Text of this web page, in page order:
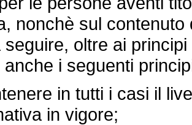
nonchè sul
seguire, oltre ai
i seguenti
in tutti i casi il
in vigore;